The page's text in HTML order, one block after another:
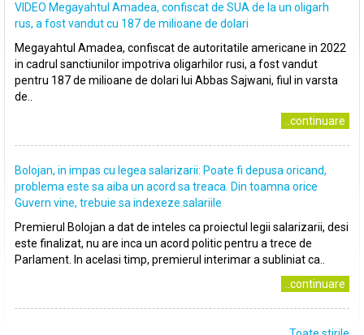
VIDEO Megayahtul Amadea, confiscat de SUA de la un oligarh
rus, a fost vandut cu 187 de milioane de dolari
Megayahtul Amadea, confiscat de autoritatile americane in 2022
in cadrul sanctiunilor impotriva oligarhilor rusi, a fost vandut
pentru 187 de milioane de dolari lui Abbas Sajwani, fiul in varsta
de..
..continuare
Bolojan, in impas cu legea salarizarii: Poate fi depusa oricand,
problema este sa aiba un acord sa treaca. Din toamna orice
Guvern vine, trebuie sa indexeze salariile
Premierul Bolojan a dat de inteles ca proiectul legii salarizarii, desi
este finalizat, nu are inca un acord politic pentru a trece de
Parlament. In acelasi timp, premierul interimar a subliniat ca..
..continuare